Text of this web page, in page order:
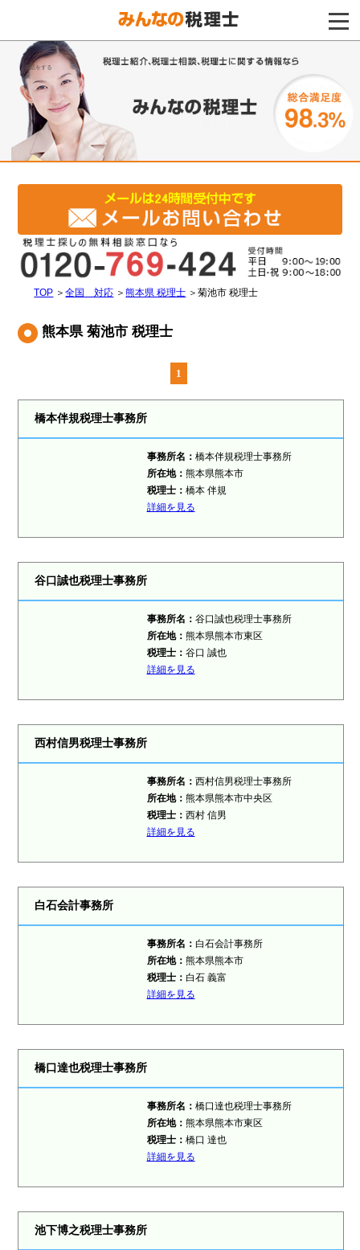
電話をする
TOP ＞全国 対応 ＞熊本県 税理士 ＞菊池市 税理士
熊本県 菊池市 税理士
1
橋本伴規税理士事務所
事務所名： 橋本伴規税理士事務所
所在地： 熊本県熊本市
税理士： 橋本 伴規
詳細を見る
谷口誠也税理士事務所
事務所名： 谷口誠也税理士事務所
所在地： 熊本県熊本市東区
税理士： 谷口 誠也
詳細を見る
西村信男税理士事務所
事務所名： 西村信男税理士事務所
所在地： 熊本県熊本市中央区
税理士： 西村 信男
詳細を見る
白石会計事務所
事務所名： 白石会計事務所
所在地： 熊本県熊本市
税理士： 白石 義富
詳細を見る
橋口達也税理士事務所
事務所名： 橋口達也税理士事務所
所在地： 熊本県熊本市東区
税理士： 橋口 達也
詳細を見る
池下博之税理士事務所